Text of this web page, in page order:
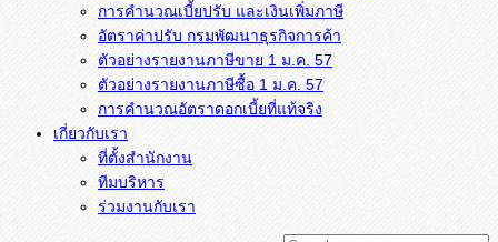
การคำนวณเบี้ยปรับ และเงินเพิ่มภาษี
อัตราค่าปรับ กรมพัฒนาธุรกิจการค้า
ตัวอย่างรายงานภาษีขาย 1 ม.ค. 57
การคำนวณอัตราดอกเบี้ยที่แท้จริง
เกี่ยวกับเรา
ที่ตั้งสำนักงาน
ทีมบริหาร
ร่วมงานกับเรา